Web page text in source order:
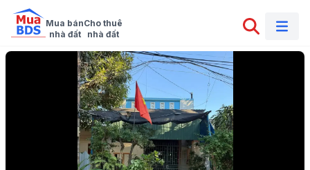
Mua bán
nhà đất
Cho thuê
nhà đất